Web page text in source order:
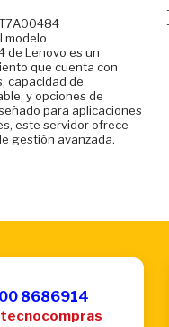
modelo
de Lenovo es un
que cuenta con
capacidad de
y opciones de
para aplicaciones
este servidor ofrece
gestión avanzada.
8686914